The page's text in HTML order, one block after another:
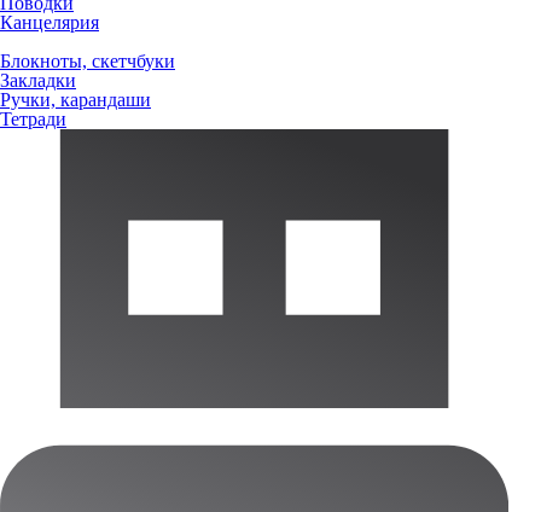
Канцелярия
Блокноты, скетчбуки
Закладки
Ручки, карандаши
Тетради